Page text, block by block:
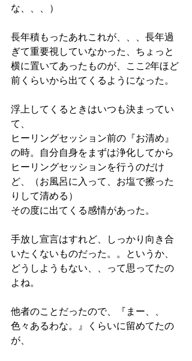
な、、、）
長年積もったあれこれが、、、長年過
ぎて重要視していなかった、ちょっと
横に置いてあったものが、ここ2年ほど
前くらいから出てくるようになった。
浮上してくるときはいつも決まってい
て、
ヒーリングセッション前の『お清め』
の時。自分自身をまずは浄化してから
ヒーリングセッションを行うのだけ
ど、（お風呂に入って、お塩で擦った
りして清める）
その度に出てくる感情があった。
手放し宣言はすれど、しっかり向き合
いたくないものだった。。というか、
どうしようもない、、って思ってたの
よね。
他者のことだったので、『まー、、
色々あるわな。』くらいに留めてたの
が、